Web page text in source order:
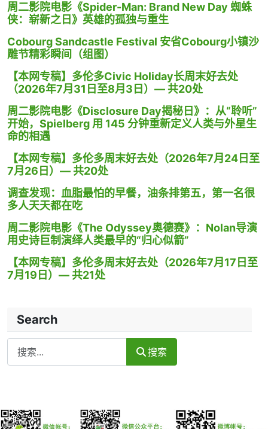
周二影院电影《Spider-Man: Brand New Day 蜘蛛
侠：崭新之日》英雄的孤独与重生
Cobourg Sandcastle Festival 安省Cobourg小镇沙
雕节精彩瞬间（组图）
【本网专稿】多伦多Civic Holiday长周末好去处
（2026年7月31日至8月3日）— 共20处
周二影院电影《Disclosure Day揭秘日》：从“聆听”
开始，Spielberg 用 145 分钟重新定义人类与外星生
命的相遇
【本网专稿】多伦多周末好去处（2026年7月24日至
7月26日）— 共20处
调查发现：血脂最怕的早餐，油条排第五，第一名很
多人天天都在吃
周二影院电影《The Odyssey奥德赛》：Nolan导演
用史诗巨制演绎人类最早的“归心似箭”
【本网专稿】多伦多周末好去处（2026年7月17日至
7月19日）— 共21处
Search
Search
搜索